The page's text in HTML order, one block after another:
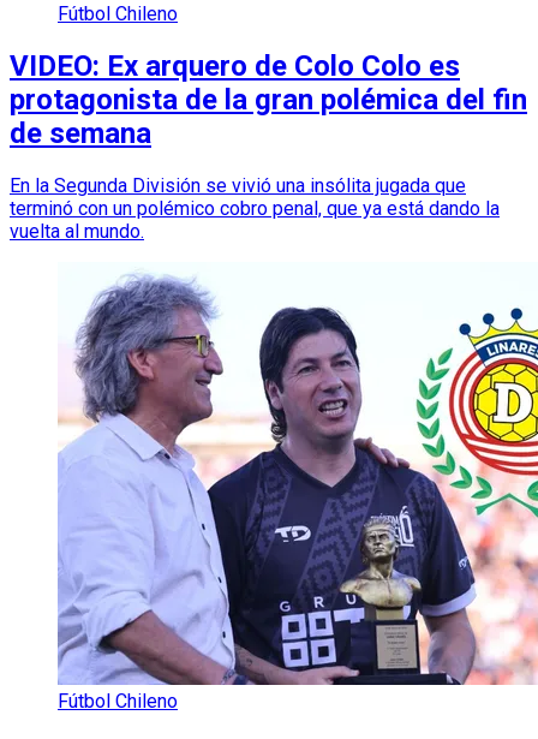
Fútbol Chileno
VIDEO: Ex arquero de Colo Colo es
protagonista de la gran polémica del fin
de semana
En la Segunda División se vivió una insólita jugada que
terminó con un polémico cobro penal, que ya está dando la
vuelta al mundo.
Fútbol Chileno